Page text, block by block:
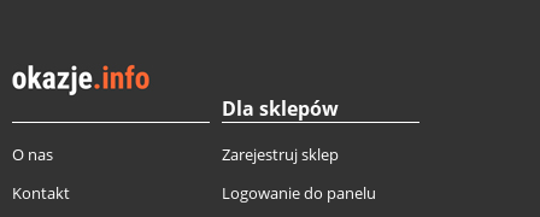
O nas
Kontakt
Dla sklepów
Zarejestruj sklep
Logowanie do panelu